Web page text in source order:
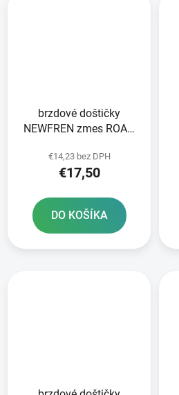
brzdové doštičky
NEWFREN zmes ROAD
v balení
€14,23 bez DPH
€17,50
DO KOŠÍKA